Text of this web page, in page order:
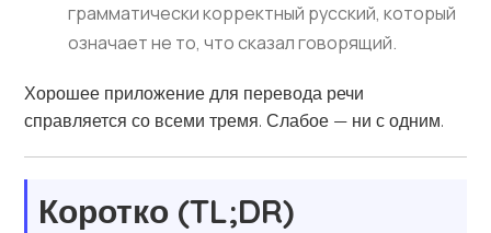
грамматически корректный русский, который
означает не то, что сказал говорящий.
Хорошее приложение для перевода речи
справляется со всеми тремя. Слабое — ни с одним.
Коротко (TL;DR)